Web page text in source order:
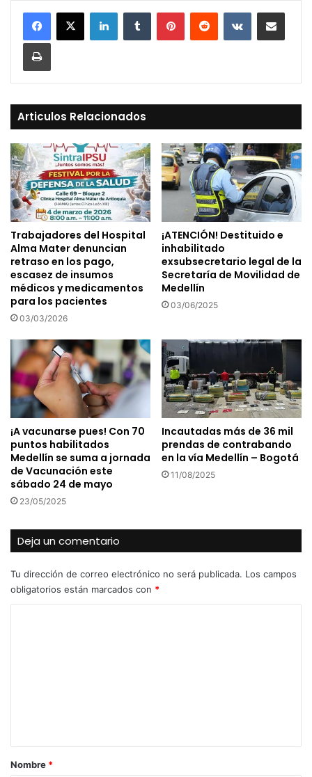
LinkedInTumblr PinterestReddit VKontakteCompartir vía Mail
Print
Articulos Relacionados
Trabajadores del Hospital
Alma Mater denuncian
retraso en los pago,
escasez de insumos
médicos y medicamentos
para los pacientes
03/03/2026
¡ATENCIÓN! Destituido e
inhabilitado
exsubsecretario legal de la
Secretaría de Movilidad de
Medellín
03/06/2025
¡A vacunarse pues! Con 70
puntos habilitados
Medellín se suma a jornada
de Vacunación este
sábado 24 de mayo
23/05/2025
Incautadas más de 36 mil
prendas de contrabando
en la vía Medellín – Bogotá
11/08/2025
Deja un comentario
Tu dirección de correo electrónico no será publicada. Los campos
obligatorios están marcados con *
r
Nombre *